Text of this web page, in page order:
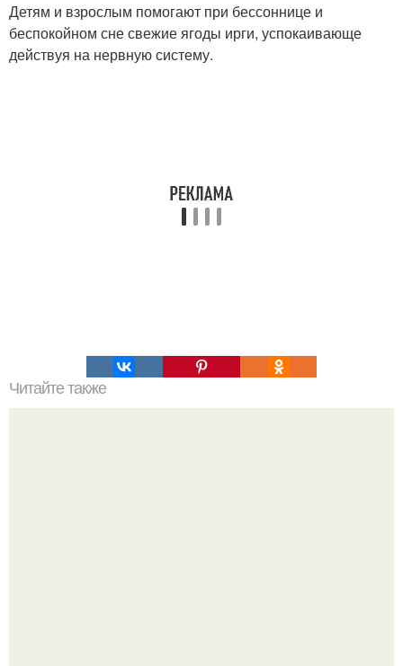
Детям и взрослым помогают при бессоннице и
беспокойном сне свежие ягоды ирги, успокаивающе
действуя на нервную систему.
Читайте также